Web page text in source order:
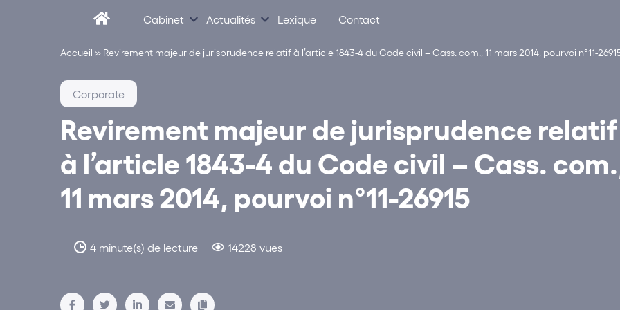
Cabinet Actualités Lexique Contact
Accueil » Revirement majeur de jurisprudence relatif à l’article 1843-4 du Code civil – Cass. com., 11 mars 2014, pourvoi n°11-
Revirement majeur de jurisprudence relatif
à l’article 1843-4 du Code civil – Cass.
11 mars 2014, pourvoi n°11-26915
4 minute(s) de lecture 14228 vues
Corporate